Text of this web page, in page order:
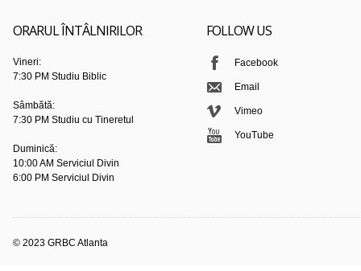
ORARUL ÎNTÂLNIRILOR
Vineri:
7:30 PM Studiu Biblic
Sâmbătă:
7:30 PM Studiu cu Tineretul
Duminică:
10:00 AM Serviciul Divin
6:00 PM Serviciul Divin
FOLLOW US
Facebook
Email
Vimeo
YouTube
© 2023 GRBC Atlanta